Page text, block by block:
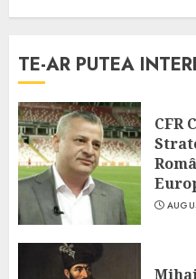
TE-AR PUTEA
CFR